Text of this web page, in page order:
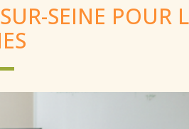
SEINE POUR